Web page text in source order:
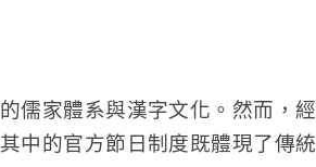
儒家體系與漢字文化。然而，經
中的官方節日制度既體現了傳統